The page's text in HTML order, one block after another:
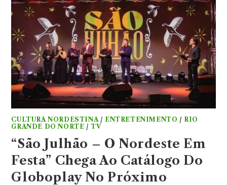
CULTURA NORDESTINA / ENTRETENIMENTO / RIO
GRANDE DO NORTE /TV
“São Julhão – O Nordeste Em
Festa” Chega Ao Catálogo Do
Globoplay No Próximo